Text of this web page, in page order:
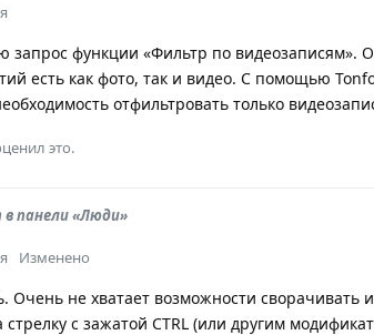
запрос функции «Фильтр по видеозаписям».
есть как фото, так и видео. С помощью
отфильтровать только
это.
в панели «Люди»
Изменено
Очень не хватает возможности сворачивать
с зажатой CTRL (или другим